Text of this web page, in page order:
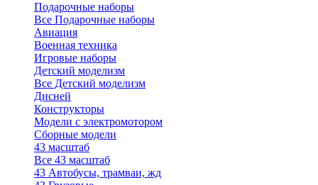
Подарочные наборы
Все Подарочные наборы
Авиация
Военная техника
Игровые наборы
Детский моделизм
Все Детский моделизм
Дисней
Конструкторы
Модели с электромотором
Сборные модели
43 масштаб
Все 43 масштаб
43 Автобусы, трамваи, жд